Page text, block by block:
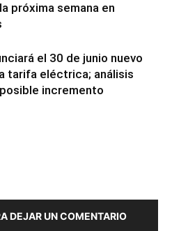
próxima semana en
el 30 de junio nuevo
tarifa eléctrica; análisis
incremento
DEJAR UN COMENTARIO